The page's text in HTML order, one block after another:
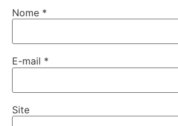
Nome *
E-mail *
Site